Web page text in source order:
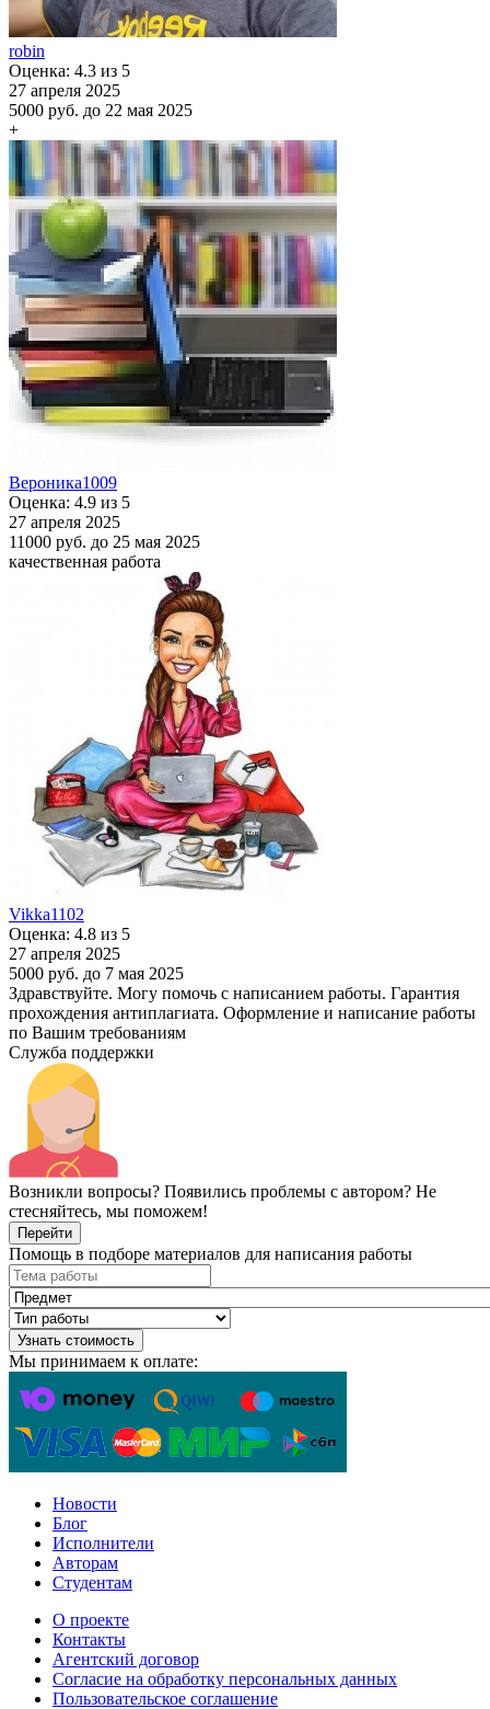
robin
Оценка: 4.3 из 5
27 апреля 2025
5000 руб. до 22 мая 2025
+
Вероника1009
Оценка: 4.9 из 5
27 апреля 2025
11000 руб. до 25 мая 2025
качественная работа
Vikka1102
Оценка: 4.8 из 5
27 апреля 2025
5000 руб. до 7 мая 2025
Здравствуйте. Могу помочь с написанием работы. Гарантия
прохождения антиплагиата. Оформление и написание работы
по Вашим требованиям
Служба поддержки
Возникли вопросы? Появились проблемы с автором? Не
стесняйтесь, мы поможем!
Перейти
Помощь в подборе материалов для написания работы
Узнать стоимость
Мы принимаем к оплате:
Новости
Блог
Исполнители
Авторам
Студентам
О проекте
Контакты
Агентский договор
Согласие на обработку персональных данных
Пользовательское соглашение